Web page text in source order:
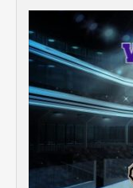
STATISTIQUES DE LA LIGUE